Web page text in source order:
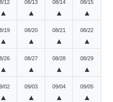
12
▲
08/13
▲
08/14
▲
08/15
▲
19
▲
08/20
▲
08/21
▲
08/22
▲
26
▲
08/27
▲
08/28
▲
08/29
▲
02
▲
09/03
▲
09/04
▲
09/05
▲